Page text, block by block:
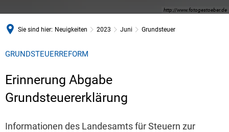
http://www.fotogestoeber.de
Sie sind hier: Neuigkeiten 2023 Juni Grundsteuer
GRUNDSTEUERREFORM
Erinnerung Abgabe
Grundsteuererklärung
Informationen des Landesamts für Steuern zur